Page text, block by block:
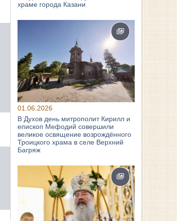
храме города Казани
01.06.2026
В Духов день митрополит Кирилл и
епископ Мефодий совершили
великое освящение возрождённого
Троицкого храма в селе Верхний
Багряж